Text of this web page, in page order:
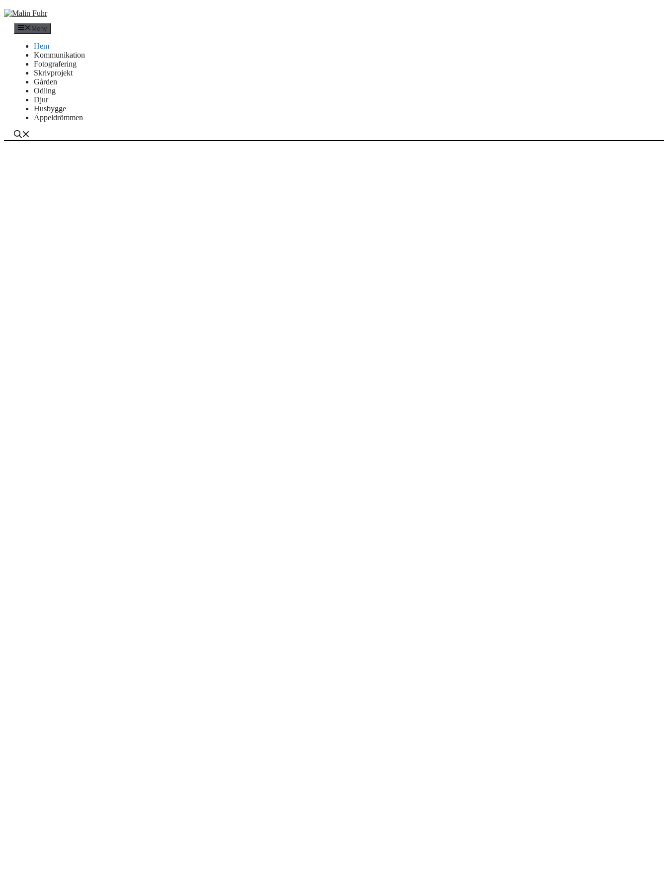
Hoppa
till
innehåll Meny
Hem
Kommunikation
Fotografering
Skrivprojekt
Gården
Odling
Djur
Husbygge
Äppeldrömmen